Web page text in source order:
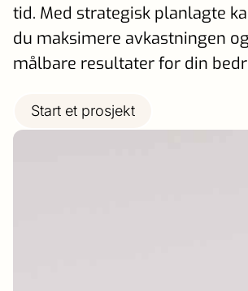
tid. Med strategisk planlagte
du maksimere avkastningen
målbare resultater for din
Start et prosjekt